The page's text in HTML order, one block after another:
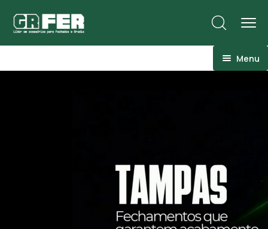
Menu